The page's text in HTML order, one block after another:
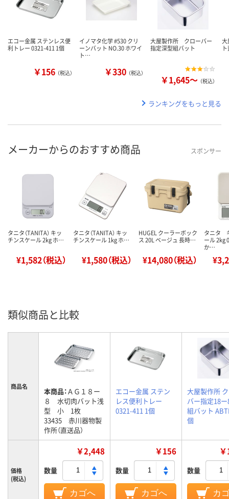
エコー金属 ステンレス便
利トレー 0321-411 1個
￥156 （税込）
イノマタ化学 #530 クリ
ーンバット NO.30 ホワイ
ト…
￥330 （税込）
大屋製作所 クローバー
指定深型組バット
￥1,645～ （税込）
ランキングをもっと見る
メーカーからのおすすめ商品 スポンサー
タニタ（TANITA） キッ
チンスケール 2kg ホ…
¥1,582（税込）
タニタ（TANITA） キッ
チンスケール 1kg ホ…
¥1,580（税込）
HUGEL クーラーボック
ス 20L ベージュ 長時…
¥14,080（税込）
タニタ
ール 2kg
か…
類似商品と比較
商品名 本商品：ＡＧ１８ー
８ 水切肉バット浅
型 小 1枚
33435 赤川器物製
作所（直送品）
エコー金属 ステン
レス便利トレー
0321-411 1個
大屋製作所
バー指定18
組バット
個
価格
(税込)
￥2,448
数量
カゴへ
￥156
数量
カゴへ
数量
カ